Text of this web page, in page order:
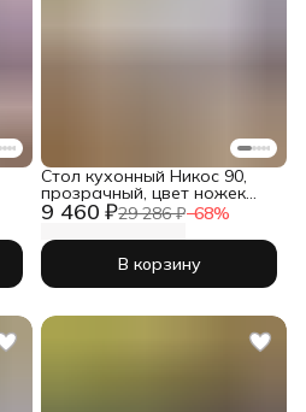
9 460 ₽29 286 ₽−68%
Стол кухонный Никос 90,
прозрачный, цвет ножек
чёрный
В корзину